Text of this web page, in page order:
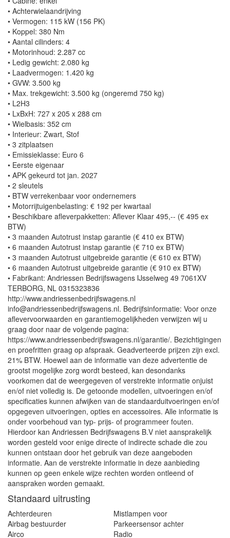
• Achterwielaandrijving
• Vermogen: 115 kW (156 PK)
• Koppel: 380 Nm
• Aantal cilinders: 4
• Motorinhoud: 2.287 cc
• Ledig gewicht: 2.080 kg
• Laadvermogen: 1.420 kg
• GVW: 3.500 kg
• Max. trekgewicht: 3.500 kg (ongeremd 750 kg)
• L2H3
• LxBxH: 727 x 205 x 288 cm
• Wielbasis: 352 cm
• Interieur: Zwart, Stof
• 3 zitplaatsen
• Emissieklasse: Euro 6
• Eerste eigenaar
• APK gekeurd tot jan. 2027
• 2 sleutels
• BTW verrekenbaar voor ondernemers
• Motorrijtuigenbelasting: € 192 per kwartaal
• Beschikbare afleverpakketten: Aflever Klaar 495,-- (€ 495 ex
BTW)
• 3 maanden Autotrust instap garantie (€ 410 ex BTW)
• 6 maanden Autotrust instap garantie (€ 710 ex BTW)
• 3 maanden Autotrust uitgebreide garantie (€ 610 ex BTW)
• 6 maanden Autotrust uitgebreide garantie (€ 910 ex BTW)
• Fabrikant: Andriessen Bedrijfswagens IJsselweg 49 7061XV
TERBORG, NL 0315323836
http://www.andriessenbedrijfswagens.nl
info@andriessenbedrijfswagens.nl. Bedrijfsinformatie: Voor onze
aflevervoorwaarden en garantiemogelijkheden verwijzen wij u
graag door naar de volgende pagina:
https://www.andriessenbedrijfswagens.nl/garantie/. Bezichtigingen
en proefritten graag op afspraak. Geadverteerde prijzen zijn excl.
21% BTW. Hoewel aan de informatie van deze advertentie de
grootst mogelijke zorg wordt besteed, kan desondanks
voorkomen dat de weergegeven of verstrekte informatie onjuist
en/of niet volledig is. De getoonde modellen, uitvoeringen en/of
specificaties kunnen afwijken van de standaarduitvoeringen en/of
opgegeven uitvoeringen, opties en accessoires. Alle informatie is
onder voorbehoud van typ- prijs- of programmeer fouten.
Hierdoor kan Andriessen Bedrijfswagens B.V niet aansprakelijk
worden gesteld voor enige directe of indirecte schade die zou
kunnen ontstaan door het gebruik van deze aangeboden
informatie. Aan de verstrekte informatie in deze aanbieding
kunnen op geen enkele wijze rechten worden ontleend of
aanspraken worden gemaakt.
Standaard uitrusting
Achterdeuren
Airbag bestuurder
Airco
Mistlampen voor
Parkeersensor achter
Radio